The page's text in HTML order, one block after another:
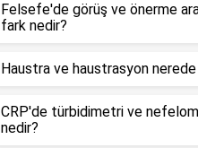
Felsefe'de görüş ve önerme
fark nedir?
Haustra ve haustrasyon
CRP'de türbidimetri ve
nedir?